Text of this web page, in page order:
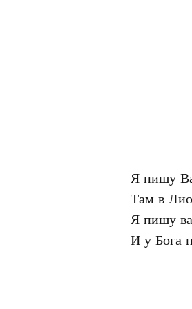
Я пишу
Там в
Я пишу